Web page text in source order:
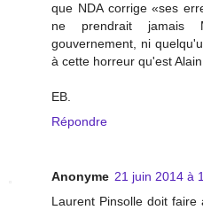
que NDA corrige «ses
ne prendrait
gouvernement, ni
à cette horreur qu'est
EB.
Répondre
Anonyme 21 juin 2014 à
Laurent Pinsolle doit